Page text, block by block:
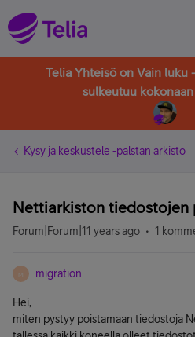
Telia Yhteisö on Vain luku
sulkeutuu
Kysy ja keskustele -palstan arkisto
Nettiarkiston tiedostojen
Forum|Forum|11 years ago 1
M migration
Hei,
miten pystyy poistamaan tiedostoja